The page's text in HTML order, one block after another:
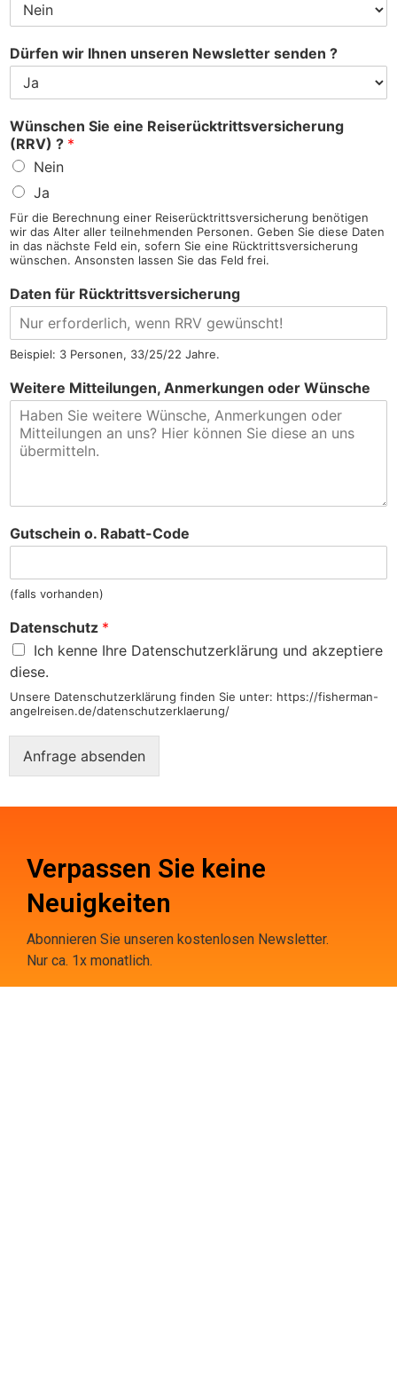
Dürfen wir Ihnen unseren Newsletter senden ?
Wünschen Sie eine Reiserücktrittsversicherung
(RRV) ? *
Nein
Ja
Für die Berechnung einer Reiserücktrittsversicherung benötigen
wir das Alter aller teilnehmenden Personen. Geben Sie diese Daten
in das nächste Feld ein, sofern Sie eine Rücktrittsversicherung
wünschen. Ansonsten lassen Sie das Feld frei.
Daten für Rücktrittsversicherung
Beispiel: 3 Personen, 33/25/22 Jahre.
Weitere Mitteilungen, Anmerkungen oder Wünsche
Gutschein o. Rabatt-Code
(falls vorhanden)
Datenschutz *
Ich kenne Ihre Datenschutzerklärung und akzeptiere
diese.
Unsere Datenschutzerklärung finden Sie unter: https://fisherman-
angelreisen.de/datenschutzerklaerung/
Anfrage absenden
Verpassen Sie keine
Neuigkeiten
Abonnieren Sie unseren kostenlosen Newsletter.
Nur ca. 1x monatlich.